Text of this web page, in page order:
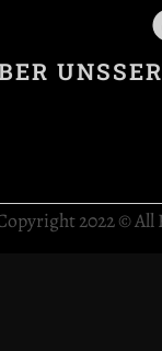
UNS
2022 © All